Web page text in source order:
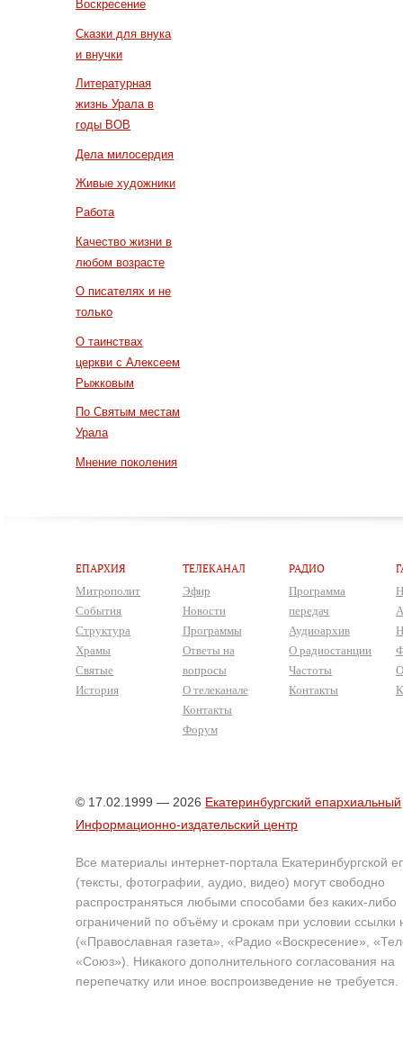
Воскресение
Сказки для внука
и внучки
Литературная
жизнь Урала в
годы ВОВ
Дела милосердия
Живые художники
Работа
Качество жизни в
любом возрасте
О писателях и не
только
О таинствах
церкви с Алексеем
Рыжковым
По Святым местам
Урала
Мнение поколения
ЕПАРХИЯ
Митрополит
События
Структура
Храмы
Святые
История
ТЕЛЕКАНАЛ
Эфир
Новости
Программы
Ответы на
вопросы
О телеканале
Контакты
Форум
РАДИО
Программа
передач
Аудиоархив
О радиостанции
Частоты
Контакты
© 17.02.1999 — 2026 Екатеринбургский епархиальный
Информационно-издательский центр
Все материалы интернет-портала Екатеринбургской
(тексты, фотографии, аудио, видео) могут свободно
распространяться любыми способами без каких-либо
ограничений по объёму и срокам при условии ссылки
(«Православная газета», «Радио «Воскресение»,
«Союз»). Никакого дополнительного согласования на
перепечатку или иное воспроизведение не требуется.